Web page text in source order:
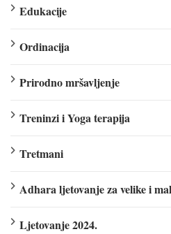
Edukacije
Ordinacija
Prirodno mršavljenje
Treninzi i Yoga terapija
Tretmani
Adhara ljetovanje za velike i
Ljetovanje 2024.